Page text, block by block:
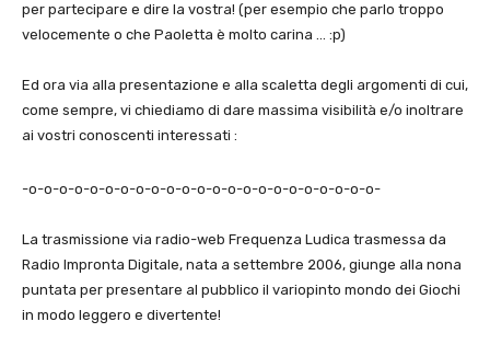
per partecipare e dire la vostra! (per esempio che parlo troppo
velocemente o che Paoletta è molto carina … :p)
Ed ora via alla presentazione e alla scaletta degli argomenti di cui,
come sempre, vi chiediamo di dare massima visibilità e/o inoltrare
ai vostri conoscenti interessati :
-o-o-o-o-o-o-o-o-o-o-o-o-o-o-o-o-o-o-o-o-o-o-o-
La trasmissione via radio-web Frequenza Ludica trasmessa da
Radio Impronta Digitale, nata a settembre 2006, giunge alla nona
puntata per presentare al pubblico il variopinto mondo dei Giochi
in modo leggero e divertente!